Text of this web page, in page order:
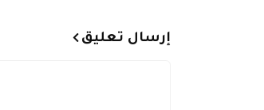
إرسال تعليق